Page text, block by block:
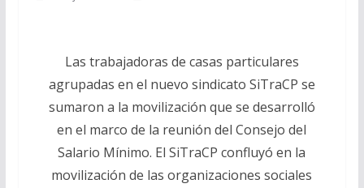
Las trabajadoras de casas particulares
agrupadas en el nuevo sindicato SiTraCP se
sumaron a la movilización que se desarrolló
en el marco de la reunión del Consejo del
Salario Mínimo. El SiTraCP confluyó en la
movilización de las organizaciones sociales